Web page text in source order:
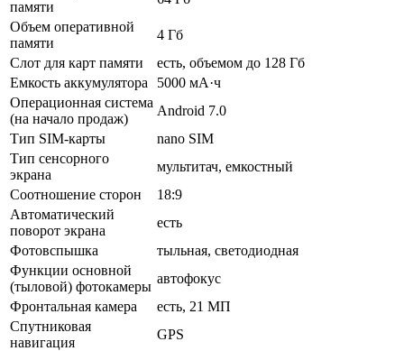
памяти
Объем оперативной
памяти
4 Гб
Слот для карт памяти
есть, объемом до 128 Гб
Емкость аккумулятора
5000 мА·ч
Операционная система
(на начало продаж)
Android 7.0
Тип SIM-карты
nano SIM
Тип сенсорного
экрана
мультитач, емкостный
Соотношение сторон
18:9
Автоматический
поворот экрана
есть
Фотовспышка
тыльная, светодиодная
Функции основной
(тыловой) фотокамеры
автофокус
Фронтальная камера
есть, 21 МП
Спутниковая
навигация
GPS